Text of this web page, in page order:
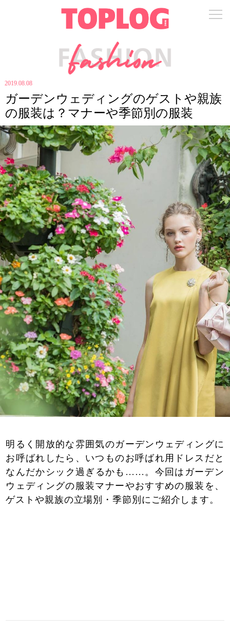
2019.08.08
ガーデンウェディングのゲストや親族
の服装は？マナーや季節別の服装
明るく開放的な雰囲気のガーデンウェディングに
お呼ばれしたら、いつものお呼ばれ用ドレスだと
なんだかシック過ぎるかも……。今回はガーデン
ウェディングの服装マナーやおすすめの服装を、
ゲストや親族の立場別・季節別にご紹介します。